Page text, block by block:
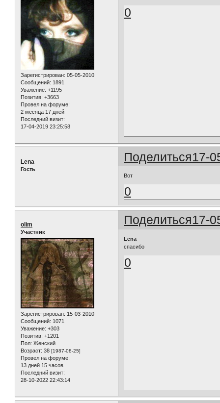
Зарегистрирован: 05-05-2010
Сообщений: 1891
Уважение: +1195
Позитив: +3663
Провел на форуме:
2 месяца 17 дней
Последний визит:
17-04-2019 23:25:58
0
Поделиться17-
Lena
Гость
Вот
0
Поделиться17-
olim
Участник
Зарегистрирован: 15-03-2010
Сообщений: 1071
Уважение: +303
Позитив: +1201
Пол: Женский
Возраст: 38 [1987-08-25]
Провел на форуме:
13 дней 15 часов
Последний визит:
28-10-2022 22:43:14
Lena
спасибо
0